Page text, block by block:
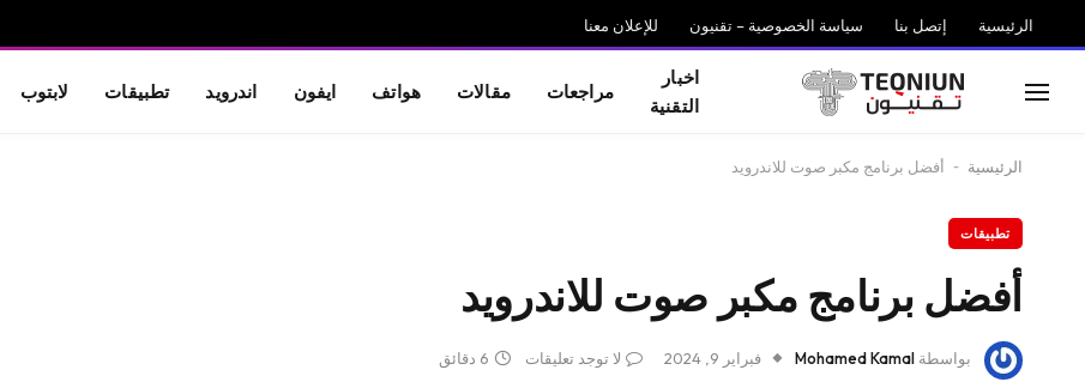
الرئيسية إتصل بنا سياسة الخصوصية – تقنيون للإعلان معنا
اخبار
التقنية
مراجعات مقالات هواتف ايفون اندرويد تطبيقات لابتوب
الرئيسية - أفضل برنامج مكبر صوت للاندرويد
تطبيقات
أفضل برنامج مكبر صوت للاندرويد
بواسطة Mohamed Kamal فبراير 9, 2024 لا توجد تعليقات 6 دقائق